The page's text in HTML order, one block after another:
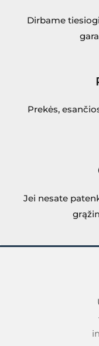
Dirbame
Prekės,
Jei nesate